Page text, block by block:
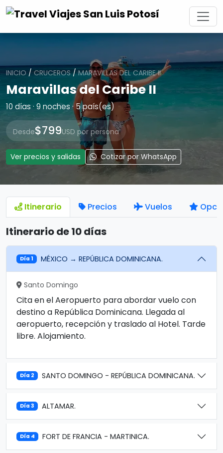
INICIO /CRUCEROS/MARAVILLAS DEL CARIBE II
Maravillas del Caribe II
10 días · 9 noches · 5 país(es)
Desde$799USD por persona
Ver precios y salidas Cotizar por WhatsApp
Itinerario Precios Vuelos
Itinerario de 10 días
Día 1 MÉXICO → REPÚBLICA DOMINICANA.
Santo Domingo
Cita en el Aeropuerto para abordar vuelo con
destino a República Dominicana. Llegada al
aeropuerto, recepción y traslado al Hotel. Tarde
libre. Alojamiento.
Día 2 SANTO DOMINGO - REPÚBLICA DOMINICANA.
Día 3 ALTAMAR.
Día 4 FORT DE FRANCIA - MARTINICA.